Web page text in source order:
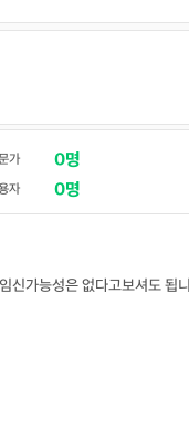
가 0명
자 0명
신가능성은 없다고보셔도 됩니